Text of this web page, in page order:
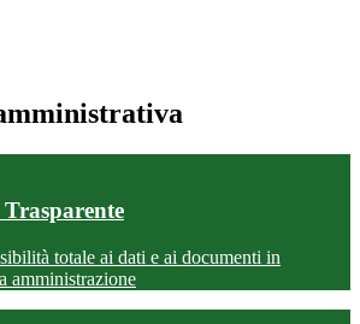
totale ai dati e ai documenti in
amministrazione